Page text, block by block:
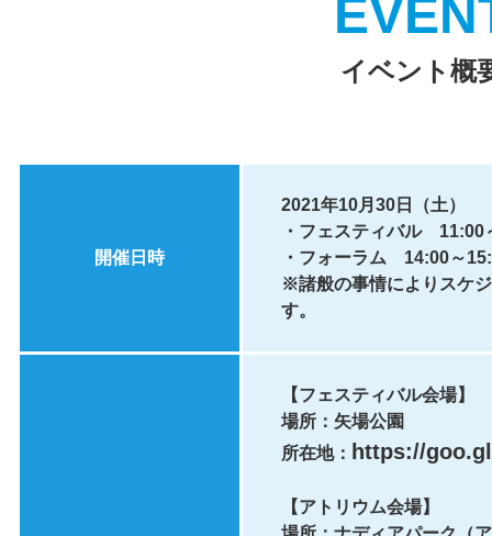
イベント概
開催日時
2021年10月30日（土）
・フェスティバル 11:00
・フォーラム 14:00～
※諸般の事情によりスケ
す。
【フェスティバル会場】
場所：矢場公園
所在地： https://
【アトリウム会場】